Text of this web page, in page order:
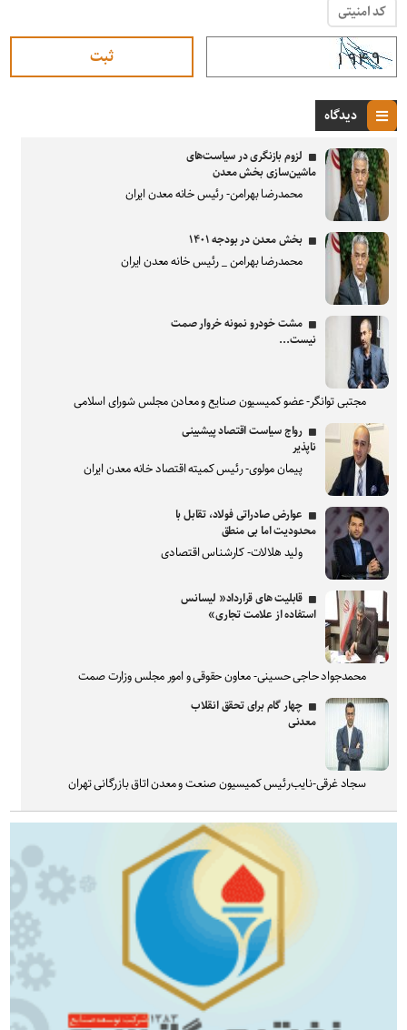
کد امنیتی
دیدگاه
لزوم بازنگری در سیاست‌های
ماشین‌سازی بخش معدن
محمدرضا بهرامن- رئیس خانه معدن ایران
بخش معدن در بودجه ۱۴۰۱
محمدرضا بهرامن _ رئیس خانه معدن ایران
مشت خودرو نمونه خروار صمت
نیست...
مجتبی توانگر- عضو کمیسیون صنایع و معادن مجلس شورای اسلامی
رواج سیاست اقتصاد پیشبینی
ناپذیر
پیمان مولوی- رئیس کمیته اقتصاد خانه معدن ایران
عوارض صادراتی فولاد، تقابل با
محدودیت اما بی منطق
ولید هلالات- کارشناس اقتصادی
قابلیت های قرارداد« لیسانس
استفاده از علامت تجاری»
محمدجواد حاجی حسینی- معاون حقوقی و امور مجلس وزارت صمت
چهار گام برای تحقق انقلاب
معدنی
سجاد غرقی-نایب‌رئیس کمیسیون صنعت و معدن اتاق بازرگانی تهران